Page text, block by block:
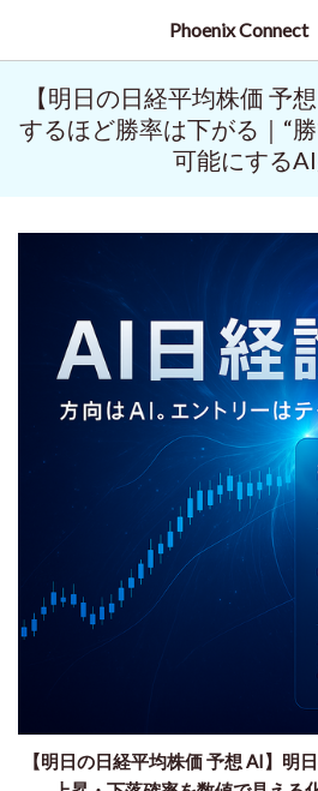
Phoenix Connect
【明日の日経平均株価 予
するほど勝率は下がる｜“
可能にする
【明日の日経平均株価 予想 AI】明